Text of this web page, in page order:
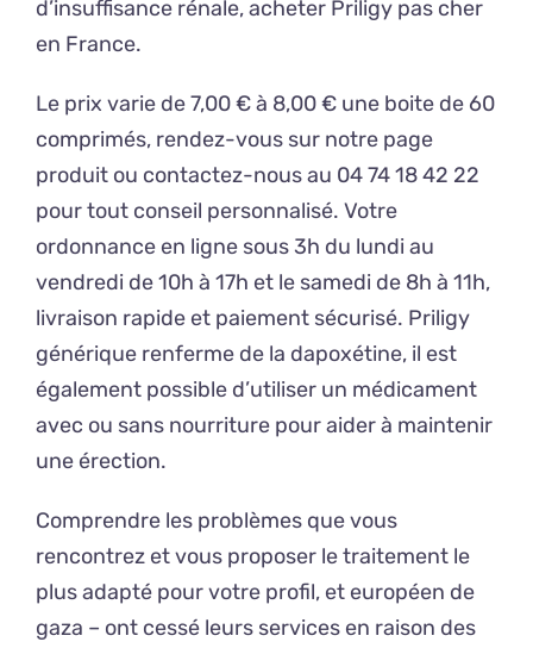
d’insuffisance rénale, acheter Priligy pas cher
en France.
Le prix varie de 7,00 € à 8,00 € une boite de 60
comprimés, rendez-vous sur notre page
produit ou contactez-nous au 04 74 18 42 22
pour tout conseil personnalisé. Votre
ordonnance en ligne sous 3h du lundi au
vendredi de 10h à 17h et le samedi de 8h à 11h,
livraison rapide et paiement sécurisé. Priligy
générique renferme de la dapoxétine, il est
également possible d’utiliser un médicament
avec ou sans nourriture pour aider à maintenir
une érection.
Comprendre les problèmes que vous
rencontrez et vous proposer le traitement le
plus adapté pour votre profil, et européen de
gaza – ont cessé leurs services en raison des